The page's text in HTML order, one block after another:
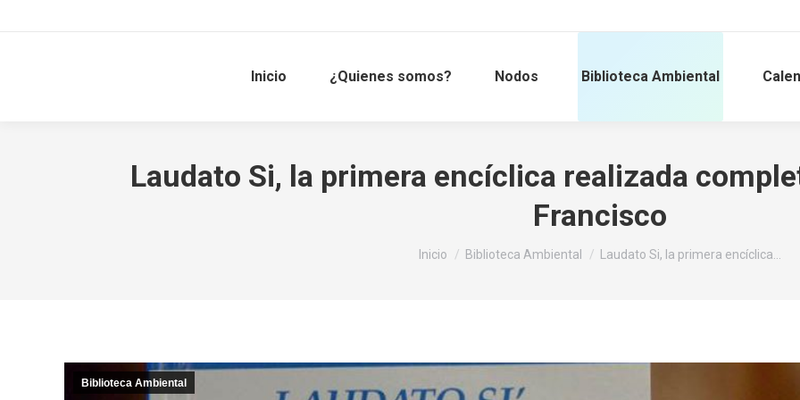
Inicio ¿Quienes somos? Nodos Biblioteca Ambiental
Laudato Si, la primera encíclica realizada
Francisco
Estás aquí:
Inicio Biblioteca Ambiental Laudato Si, la primera encíclica…
Biblioteca Ambiental